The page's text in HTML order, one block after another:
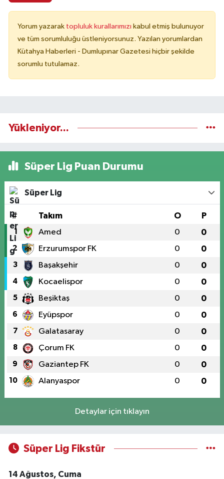
Yorum yazarak topluluk kurallarımızı kabul etmiş bulunuyor
ve tüm sorumluluğu üstleniyorsunuz. Yazılan yorumlardan
Kütahya Haberleri - Dumlupınar Gazetesi hiçbir şekilde
sorumlu tutulamaz.
Yükleniyor...
Süper Lig Puan Durumu
Süper Lig
# Takım O P
1 Amed 0 0
2 Erzurumspor FK 0 0
3 Başakşehir 0 0
4 Kocaelispor 0 0
5 Beşiktaş 0 0
6 Eyüpspor 0 0
7 Galatasaray 0 0
8 Çorum FK 0 0
9 Gaziantep FK 0 0
10 Alanyaspor 0 0
Detaylar için tıklayın
Süper Lig Fikstür
14 Ağustos, Cuma